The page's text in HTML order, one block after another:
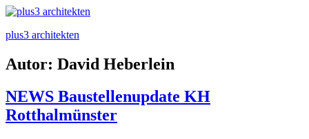
plus3 architekten
Autor: David Heberlein
NEWS Baustellenupdate KH
Rotthalmünster